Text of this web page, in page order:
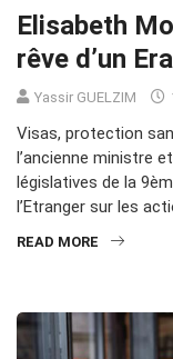
Elisabeth
rêve d’un
Yassir GUELZIM
Visas, protection
l’ancienne ministre
législatives de la
l’Etranger sur les
READ MORE